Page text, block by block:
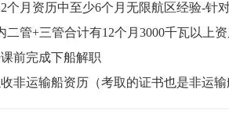
个月资历中至少6个月无限航区经验-针
二管+三管合计有12个月3000千瓦以上
前完成下船解职
非运输船资历（考取的证书也是非运